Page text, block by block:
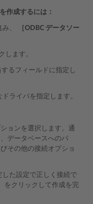
作成するには：
み、
［ODBC データソー
します。
るフィールドに指定し
ライバを指定します。
ョンを選択します。通
データベースへのパ
その他の接続オプショ
した設定で正しく接続で
をクリックして作成を完